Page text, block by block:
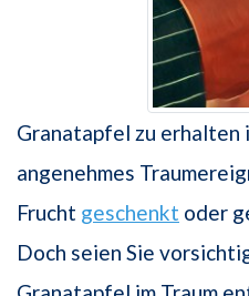
Granatapfel zu erhalten
angenehmes
Frucht geschenkt oder
Doch seien Sie